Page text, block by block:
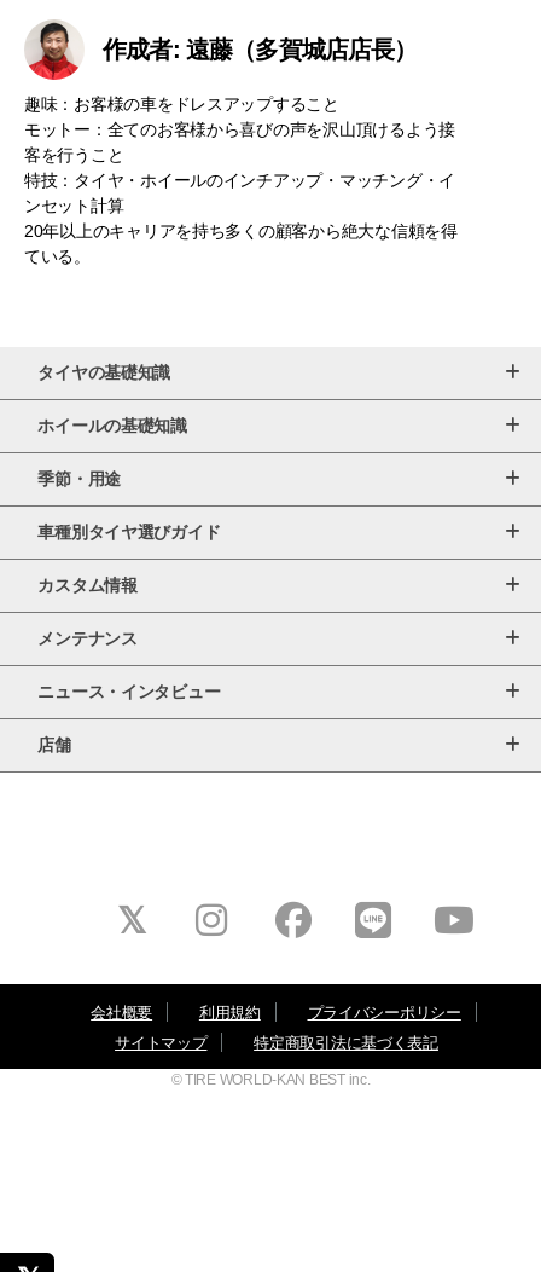
作成者: 遠藤（多賀城店店長）
趣味：お客様の車をドレスアップすること
モットー：全てのお客様から喜びの声を沢山頂けるよう接
客を行うこと
特技：タイヤ・ホイールのインチアップ・マッチング・イ
ンセット計算
20年以上のキャリアを持ち多くの顧客から絶大な信頼を得
ている。
タイヤの基礎知識
ホイールの基礎知識
季節・用途
車種別タイヤ選びガイド
カスタム情報
メンテナンス
ニュース・インタビュー
店舗
会社概要 利用規約
プライバシーポリシー
サイトマップ
特定商取引法に基づく表記
© TIRE WORLD-KAN BEST inc.